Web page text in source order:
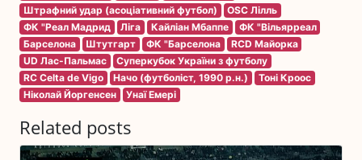
Штрафний удар (асоціативний футбол)
OSC Лілль
ФК "Реал Мадрид
Ліга Кайліан Мбаппе
ФК "Вільярреал
Барселона
Штутгарт ФК "Барселона
RCD Майорка
UD Лас-Пальмас
Суперкубок України з футболу
RC Celta de Vigo
Начо (футболіст, 1990 р.н.)
Тоні Кроос
Ніколай Йоргенсен
Унаї Емері
Related posts